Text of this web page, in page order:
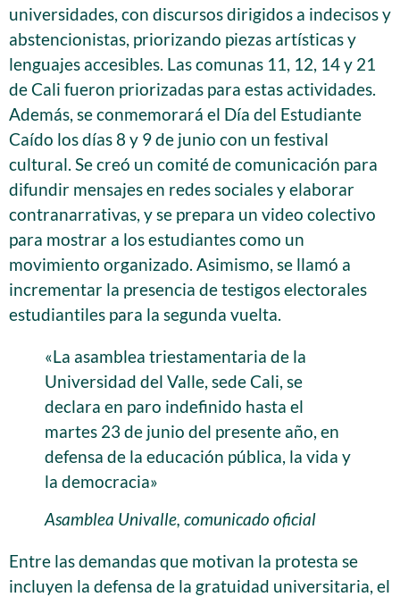
universidades, con discursos dirigidos a indecisos y
abstencionistas, priorizando piezas artísticas y
lenguajes accesibles. Las comunas 11, 12, 14 y 21
de Cali fueron priorizadas para estas actividades.
Además, se conmemorará el Día del Estudiante
Caído los días 8 y 9 de junio con un festival
cultural. Se creó un comité de comunicación para
difundir mensajes en redes sociales y elaborar
contranarrativas, y se prepara un video colectivo
para mostrar a los estudiantes como un
movimiento organizado. Asimismo, se llamó a
incrementar la presencia de testigos electorales
estudiantiles para la segunda vuelta.
«La asamblea triestamentaria de la
Universidad del Valle, sede Cali, se
declara en paro indefinido hasta el
martes 23 de junio del presente año, en
defensa de la educación pública, la vida y
la democracia»
Asamblea Univalle, comunicado oficial
Entre las demandas que motivan la protesta se
incluyen la defensa de la gratuidad universitaria, el